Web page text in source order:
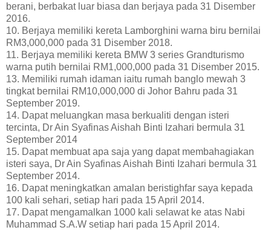
berani, berbakat luar biasa dan berjaya pada 31 Disember
2016.
10. Berjaya memiliki kereta Lamborghini warna biru bernilai
RM3,000,000 pada 31 Disember 2018.
11. Berjaya memiliki kereta BMW 3 series Grandturismo
warna putih bernilai RM1,000,000 pada 31 Disember 2015.
13. Memiliki rumah idaman iaitu rumah banglo mewah 3
tingkat bernilai RM10,000,000 di Johor Bahru pada 31
September 2019.
14. Dapat meluangkan masa berkualiti dengan isteri
tercinta, Dr Ain Syafinas Aishah Binti Izahari bermula 31
September 2014
15. Dapat membuat apa saja yang dapat membahagiakan
isteri saya, Dr Ain Syafinas Aishah Binti Izahari bermula 31
September 2014.
16. Dapat meningkatkan amalan beristighfar saya kepada
100 kali sehari, setiap hari pada 15 April 2014.
17. Dapat mengamalkan 1000 kali selawat ke atas Nabi
Muhammad S.A.W setiap hari pada 15 April 2014.